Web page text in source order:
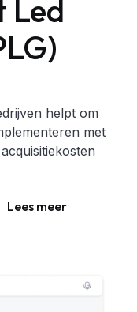
Led
helpt om
met
Lees meer